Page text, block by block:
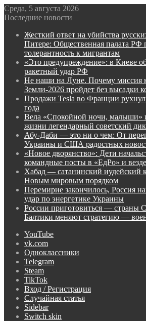
Среда, 5 августа 2026
Последние новости
Жесткий ответ на убийства
Питере: Общественная палата РФ
толерантность к мигрантам
«Это предупреждение»: в Киеве
ракетный удар РФ
Не наши на Луне. Почему миссия
Земли-2026 пройдет без высадки
Продажи Tesla во Франции
года
Вела «Спокойной ночи,
жизни легендарный советский
Абу-Даби — это ни о чем: От
Украины и США радостных
«Новое дворянство»: Дети
командные посты в «ЕдРо» и везде
Хабад — сатанинский иудейский
Новым мировым порядком
Перемирие закончилось, Россия
удар по энергетике Украины
России приготовиться — страны
Балтики меняют стратегию —
YouTube
vk.com
Одноклассники
Telegram
Steam
TikTok
Вход / Регистрация
Случайная статья
Sidebar
Switch skin